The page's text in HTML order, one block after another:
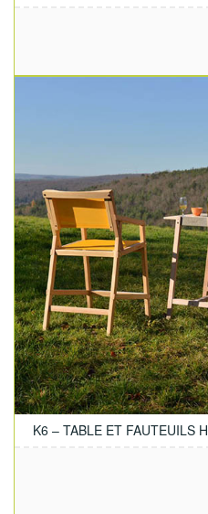
K6 – TABLE ET FAUTEUILS